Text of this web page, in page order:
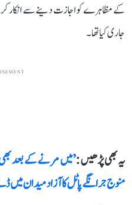
کے مظاہرے کو اجازت دینے سے انکار
جاری کیا تھا۔
یہ بھی پڑھیں :’میں مرنے کے بعد بھی
منوج جرانگے پاٹل کا آزاد میدان میں